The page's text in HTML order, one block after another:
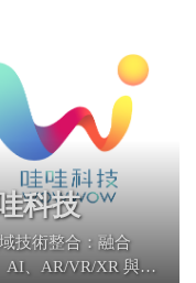
科技
技術整合：融合
AI、AR/VR/XR 與多